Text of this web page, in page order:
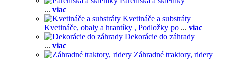
... viac
Kvetináče a substráty
Kvetináče, obaly a hrantíky , Podložky po ... viac
Dekorácie do záhrady
... viac
Záhradné traktory, ridery